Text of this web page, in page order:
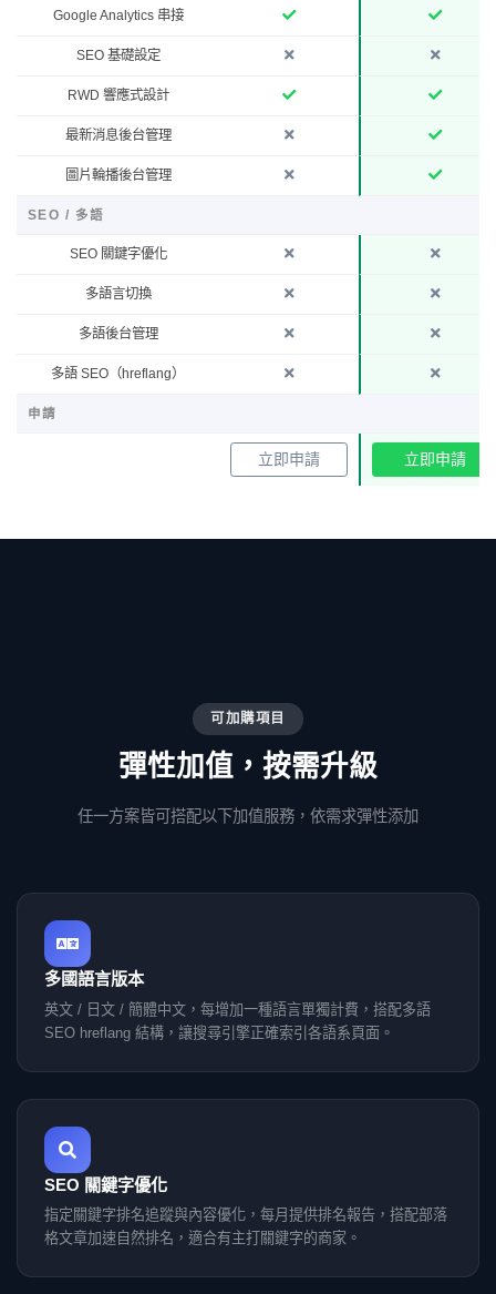
Google Analytics 串接
SEO 基礎設定
RWD 響應式設計
最新消息後台管理
圖片輪播後台管理
SEO / 多語
SEO 關鍵字優化
多語言切換
多語後台管理
多語 SEO（hreflang）
申請
立即申請 立即申請
可加購項目
彈性加值，按需升級
任一方案皆可搭配以下加值服務，依需求彈性添加
多國語言版本
英文 / 日文 / 簡體中文，每增加一種語言單獨計費，搭配多語
SEO hreflang 結構，讓搜尋引擎正確索引各語系頁面。
SEO 關鍵字優化
指定關鍵字排名追蹤與內容優化，每月提供排名報告，搭配部落
格文章加速自然排名，適合有主打關鍵字的商家。